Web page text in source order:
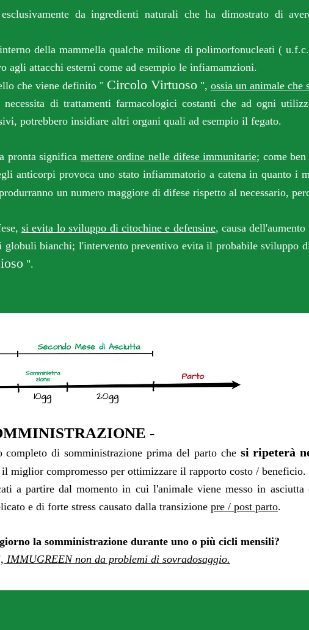
da ingredienti naturali che ha dimostrato di
della mammella qualche milione di polimorfonucleati (
agli attacchi esterni come ad esempio le infiamamzioni.
che viene definito " Circolo Virtuoso", ossia un animale che
di trattamenti farmacologici costanti che adogni
potrebbero insidiare altri organi quali ad esempio il fegato.
pronta significa mettere ordine nelle difese immunitarie; come ben
anticorpi provoca uno stato infiammatorio a catena in quanto i
un numero maggiore di difese rispetto al necessario,
si evita lo sviluppo di citochine e defensine, causa
globuli bianchi; l'intervento preventivo evita il probabile sviluppo
".
-
completo di somministrazione prima del parto che si ripeterà
il miglior compromesso per ottimizzare il rapporto costo / beneficio.
dal momento in cui l'animale viene messo in asciutta
e di forte stress causato dalla transizione pre / post parto.
la somministrazione durante uno o più cicli mensili?
IMMUGREEN non da problemi di sovradosaggio.